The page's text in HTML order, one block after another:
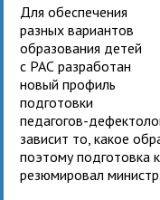
Для обеспечения
разных вариантов
образования детей
с РАС разработан
новый профиль
подготовки
педагогов-
зависит то, какое
поэтому подготовка
резюмировал министр.